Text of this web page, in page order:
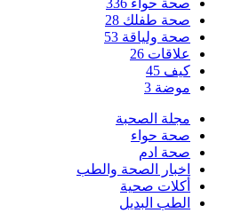
صحة حواء 336
صحة طفلك 28
صحة ولياقة 53
علاقات 26
كيف 45
موضة 3
مجلة الصحبة
صحة حواء
صحة ادم
اخبار الصحة والطب
أكلات صحية
الطب البديل